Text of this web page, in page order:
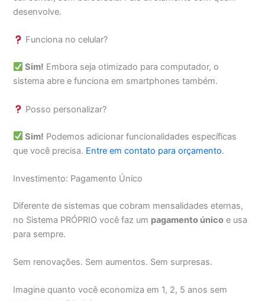
desenvolve.
Funciona no celular?
Sim! Embora seja otimizado para computador, o
sistema abre e funciona em smartphones também.
Posso personalizar?
Sim! Podemos adicionar funcionalidades específicas
que você precisa. Entre em contato para orçamento.
Investimento: Pagamento Único
Diferente de sistemas que cobram mensalidades eternas,
no Sistema PRÓPRIO você faz um pagamento único e usa
para sempre.
Sem renovações. Sem aumentos. Sem surpresas.
Imagine quanto você economiza em 1, 2, 5 anos sem